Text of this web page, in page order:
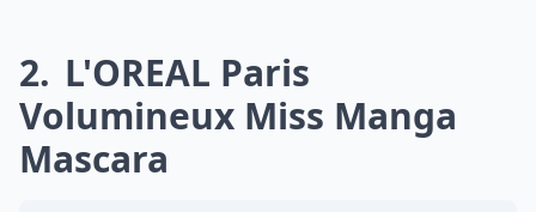
2 L'OREAL Paris
Volumineux Miss Manga
Mascara